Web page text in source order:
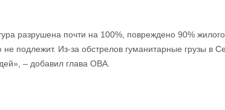
разрушена почти на 100%, повреждено 90%
не подлежит. Из-за обстрелов гуманитарные грузы в
– добавил глава ОВА.